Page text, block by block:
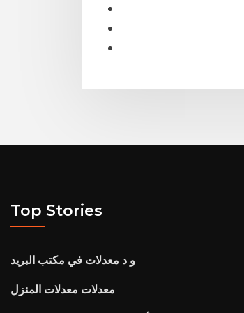
Top Stories
و د معدلات في مكتب البريد
معدلات معدلات المنزل